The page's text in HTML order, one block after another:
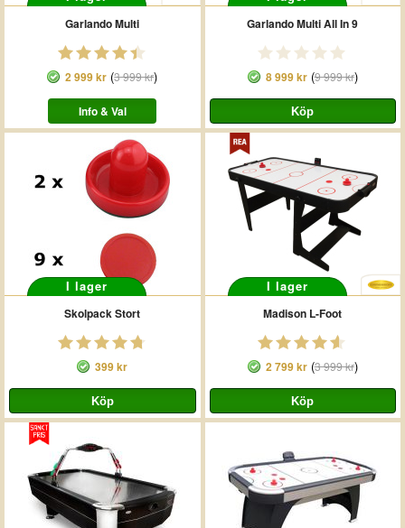
Garlando Multi
2 999 kr (3 999 kr)
Info & Val
Garlando Multi All In 9
8 999 kr(9 999 kr)
I lager
Skolpack Stort
399 kr
I lager
Madison L-Foot
2 799 kr(3 999 kr)